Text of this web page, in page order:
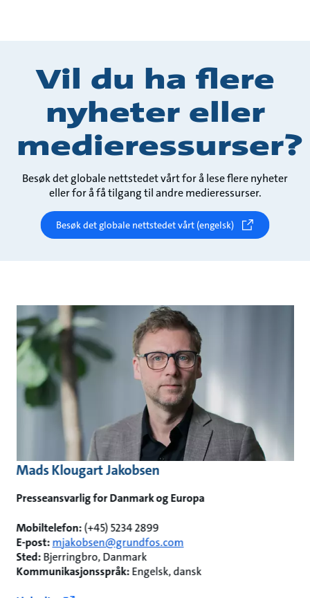
Vil du ha flere
nyheter eller
medieressurser?
Besøk det globale nettstedet vårt for å lese flere nyheter
eller for å få tilgang til andre medieressurser.
Besøk det globale nettstedet vårt (engelsk)
Mads Klougart Jakobsen
Presseansvarlig for Danmark og Europa
Mobiltelefon:(+45) 5234 2899
E-post:mjakobsen@grundfos.com
Sted:Bjerringbro, Danmark
Kommunikasjonsspråk:Engelsk, dansk